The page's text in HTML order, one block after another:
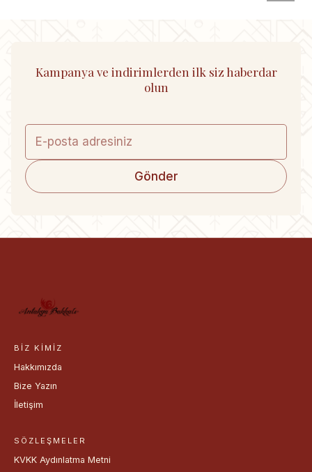
Kampanya ve indirimlerden ilk siz haberdar
olun
Gönder
BIZ KIMIZ
Hakkımızda
Bize Yazın
İletişim
SÖZLEŞMELER
KVKK Aydınlatma Metni